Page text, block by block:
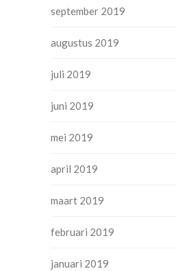
september 2019
augustus 2019
juli 2019
juni 2019
mei 2019
april 2019
maart 2019
februari 2019
januari 2019